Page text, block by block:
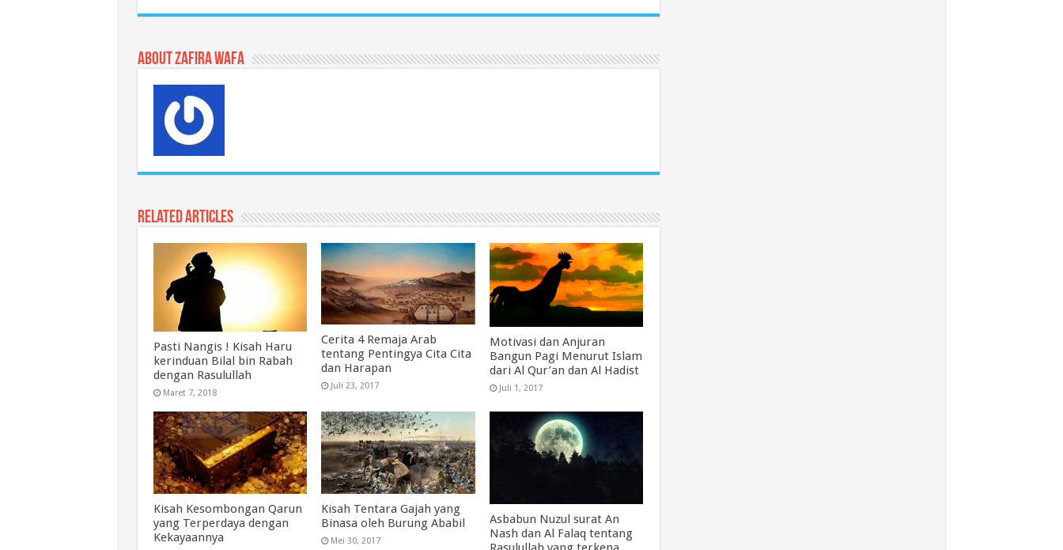
About Zafira Wafa
Related Articles
Pasti Nangis ! Kisah Haru
kerinduan Bilal bin Rabah
dengan Rasulullah
Maret 7, 2018
Cerita 4 Remaja Arab
tentang Pentingya Cita Cita
dan Harapan
Juli 23, 2017
Motivasi dan Anjuran
Bangun Pagi Menurut Islam
dari Al Qur’an dan Al Hadist
Juli 1, 2017
Kisah Kesombongan Qarun
yang Terperdaya dengan
Kekayaannya
Kisah Tentara Gajah yang
Binasa oleh Burung Ababil
Mei 30, 2017
Asbabun Nuzul surat An
Nash dan Al Falaq tentang